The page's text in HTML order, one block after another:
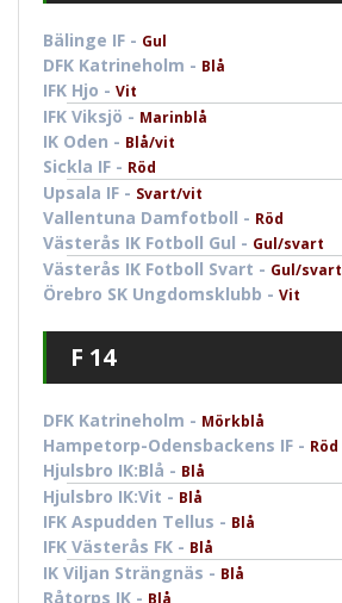
Bälinge IF - Gul
DFK Katrineholm - Blå
IFK Hjo - Vit
IFK Viksjö - Marinblå
IK Oden - Blå/vit
Sickla IF - Röd
Upsala IF - Svart/vit
Vallentuna Damfotboll - Röd
Västerås IK Fotboll Gul - Gul/svart
Västerås IK Fotboll Svart - Gul/svart
Örebro SK Ungdomsklubb - Vit
F 14
DFK Katrineholm - Mörkblå
Hampetorp-Odensbackens IF - Röd
Hjulsbro IK:Blå - Blå
Hjulsbro IK:Vit - Blå
IFK Aspudden Tellus - Blå
IFK Västerås FK - Blå
IK Viljan Strängnäs - Blå
Råtorps IK - Blå